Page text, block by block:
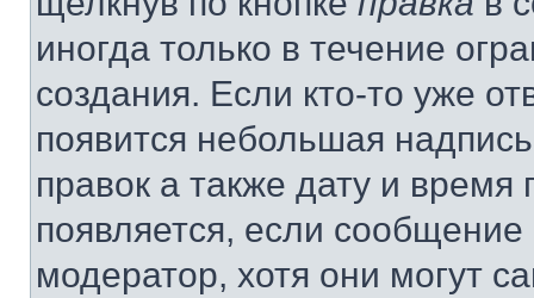
иногда только в течение
создания. Если кто-то уже
появится небольшая
правок а также дату и
появляется, если
модератор, хотя они могут